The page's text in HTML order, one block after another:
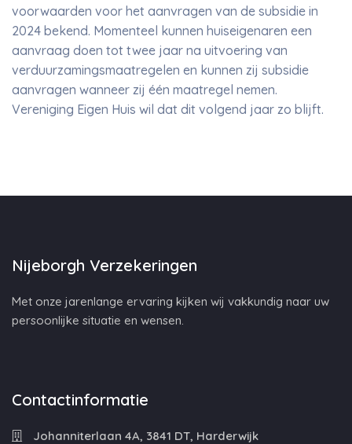
voorwaarden voor het aanvragen van de subsidie in
2024 bekend. Momenteel kunnen huiseigenaren een
aanvraag doen tot twee jaar na uitvoering van
verduurzamingsmaatregelen en kunnen zij subsidie
aanvragen wanneer zij één maatregel nemen.
Vereniging Eigen Huis wil dat dit volgend jaar zo blijft.
Nijeborgh Verzekeringen
Met onze jarenlange ervaring kijken wij vakkundig naar uw
persoonlijke situatie en wensen.
Contactinformatie
Johanniterlaan 4A, 3841 DT, Harderwijk